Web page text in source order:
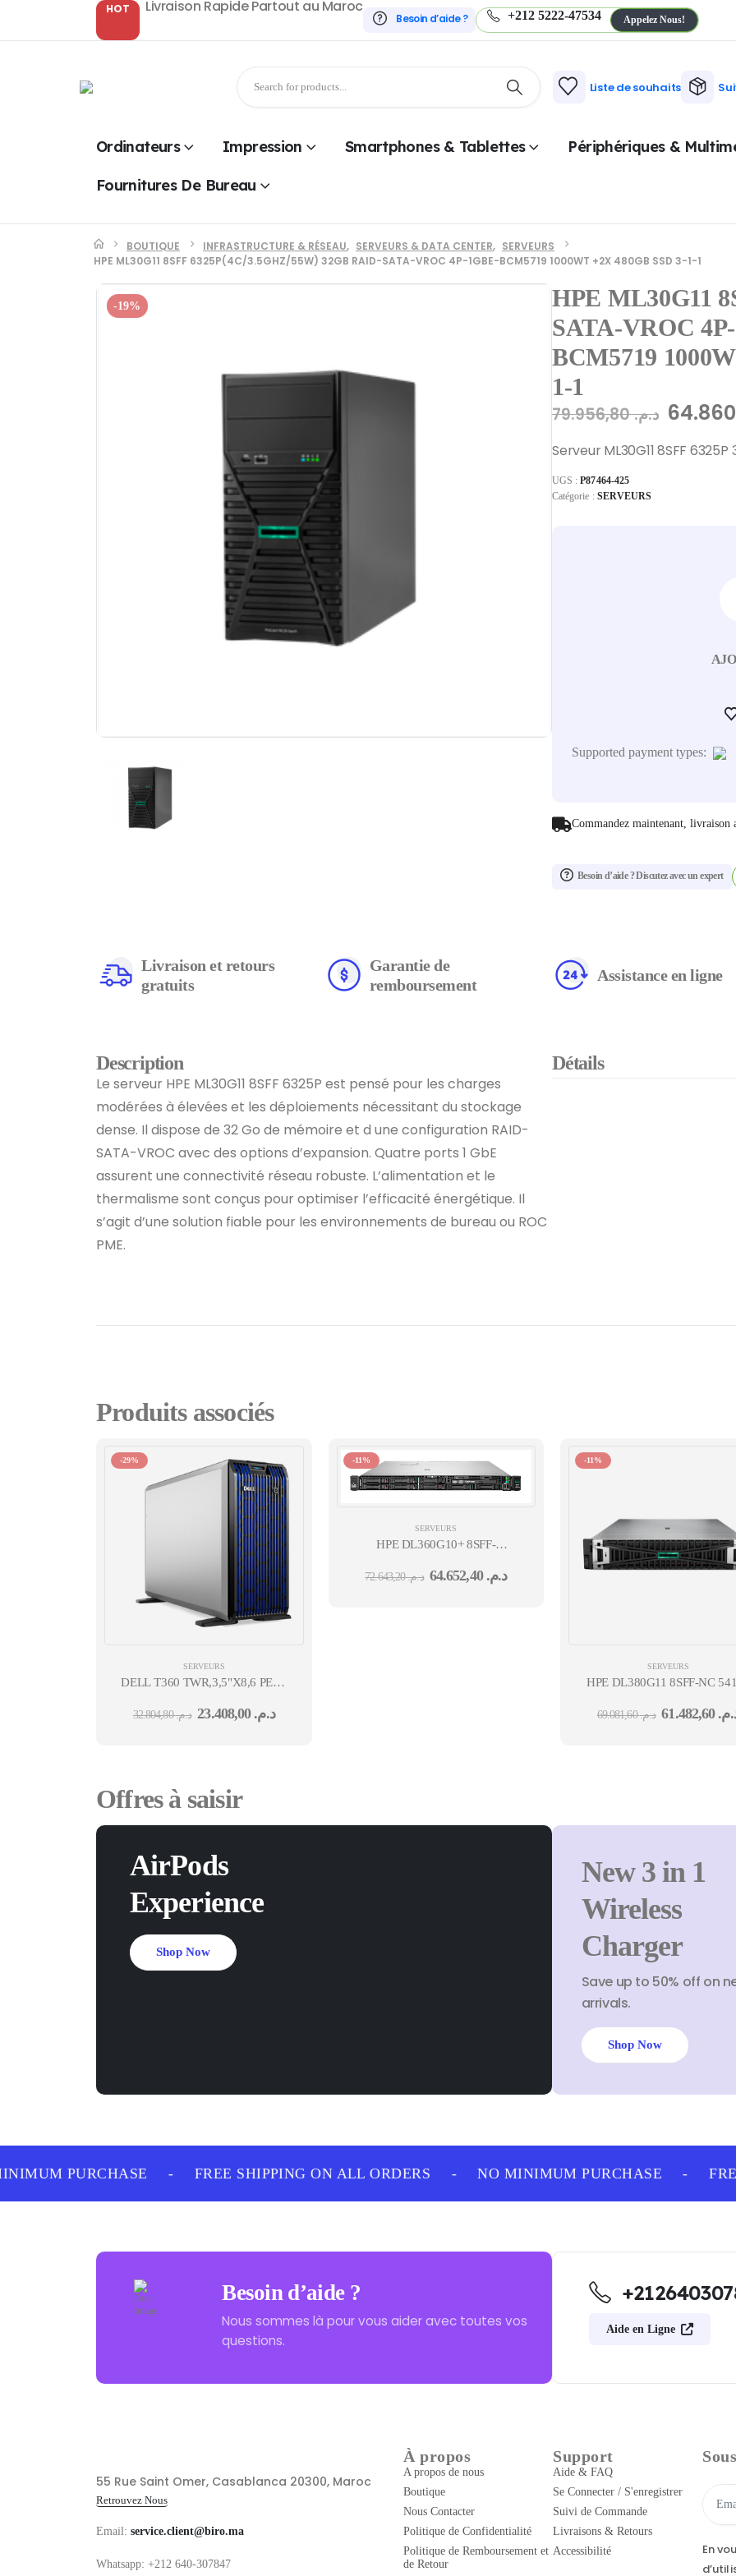
HOT Livraison Rapide Partout au Maroc
Besoin d’aide ? +212 5222-47534 Appelez Nous!
Liste de souhaits
Ordinateurs Impression Smartphones & Tablettes Périphériques &
Fournitures De Bureau
BOUTIQUE INFRASTRUCTURE & RÉSEAU, SERVEURS & DATA CENTER, SERVEURS
HPE ML30G11 8SFF 6325P(4C/3.5GHZ/55W) 32GB RAID-SATA-VROC 4P-1GBE-BCM5719 1000WT +2X 480GB SSD 3-1-1
-19%
HPE ML30G11
SATA-VROC
BCM5719
1-1
د.م.79.956,80
Serveur ML30G11 8SFF
UGS :P87464-425
Catégorie : SERVEURS
Supported payment types:
Commandez maintenant, livraison
Besoin d’aide ? Discutez avec un expert
Livraison et retours
gratuits
Garantie de
remboursement
Assistance en ligne
Description
Le serveur HPE ML30G11 8SFF 6325P est pensé pour les charges
modérées à élevées et les déploiements nécessitant du stockage
dense. Il dispose de 32 Go de mémoire et d une configuration RAID-
SATA-VROC avec des options d’expansion. Quatre ports 1 GbE
assurent une connectivité réseau robuste. L’alimentation et le
thermalisme sont conçus pour optimiser l’efficacité énergétique. Il
s’agit d’une solution fiable pour les environnements de bureau ou ROC
PME.
Détails
Produits associés
-29%
SERVEURS
DELL T360 TWR,3,5"X8,6 PERF
EISE,1X700W,PERC H355,5720
د.م.32.804,80 د.م. 23.408,00
-11%
SERVEURS
HPE DL360G10+ 8SFF-
4G 2X2.4TB 4X1GBE-
د.م.72.643,20 د.م. 64.652,40
-11%
SERVEURS
HPE DL380G11 8SFF-NC
10G-BCM57416-BASET
د.م.69.081,60 61.482,60
Offres à saisir
AirPods
Experience
Shop Now
New 3 in 1
Wireless
Charger
Save up to 50% off on
arrivals.
Shop Now
PURCHASE FREE SHIPPING ON ALL ORDERS NO MINIMUM PURCHASE
Besoin d’aide ?
Nous sommes là pour vous aider avec toutes vos
questions.
Aide en Ligne
55 Rue Saint Omer, Casablanca 20300, Maroc
Retrouvez Nous
Email: service.client@biro.ma
Whatsapp: +212 640-307847
À propos
A propos de nous
Boutique
Nous Contacter
Politique de Confidentialité
Politique de Remboursement et
de Retour
Support
Aide & FAQ
Se Connecter / S'enregistrer
Suivi de Commande
Livraisons & Retours
Accessibilité
En